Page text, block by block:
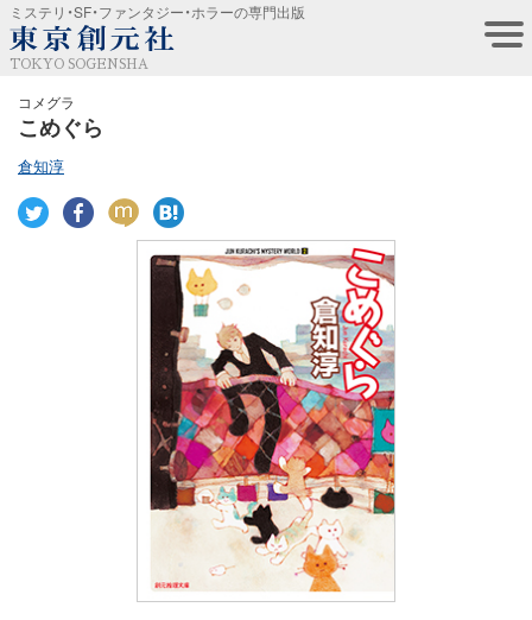
ミステリ・SF・ファンタジー・ホラーの専門出版
TOKYO SOGENSHA
コメグラ
こめぐら
倉知淳